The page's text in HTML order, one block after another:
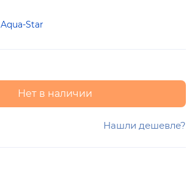
Aqua-Star
Нет в наличии
Нашли дешевле?